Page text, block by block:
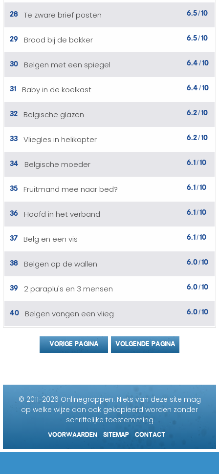
28 Te zware brief posten 6.5/10
29 Brood bij de bakker 6.5/10
30 Belgen met een spiegel 6.4 /10
31 Baby in de koelkast 6.4 /10
32 Belgische glazen 6.2/10
33 Vliegles in helikopter 6.2/10
34 Belgische moeder 6.1/10
35 Fruitmand mee naar bed? 6.1/10
36 Hoofd in het verband 6.1/10
37 Belg en een vis 6.1/10
38 Belgen op de wallen 6.0/10
39 2 paraplu's en 3 mensen 6.0/10
40 Belgen vangen een vlieg 6.0/10
VORIGE PAGINA VOLGENDE PAGINA
© 2011-2026 Onlinegrappen. Niets van deze site mag
op welke wijze dan ook gekopieerd worden zonder
schriftelijke toestemming
VOORWAARDEN SITEMAP CONTACT